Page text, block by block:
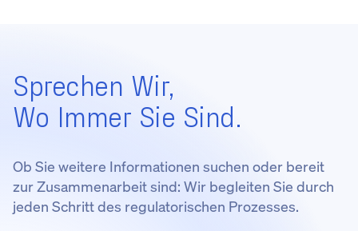
Sprechen Wir,
Wo Immer Sie Sind.
Ob Sie weitere Informationen suchen oder bereit
zur Zusammenarbeit sind: Wir begleiten Sie durch
jeden Schritt des regulatorischen Prozesses.